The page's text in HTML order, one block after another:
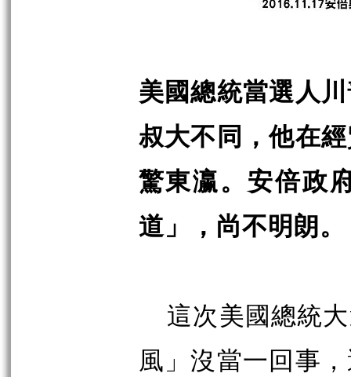
美國總統當選人
叔大不同，他在
驚東瀛。安倍政
道」，尚不明朗。
這次美國總統
風」沒當一回事